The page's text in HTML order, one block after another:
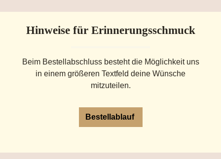
Hinweise für Erinnerungsschmuck
Beim Bestellabschluss besteht die Möglichkeit uns
in einem größeren Textfeld deine Wünsche
mitzuteilen.
Bestellablauf